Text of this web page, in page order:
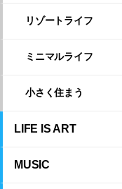
リゾートライフ
ミニマルライフ
小さく住まう
LIFE IS ART
MUSIC